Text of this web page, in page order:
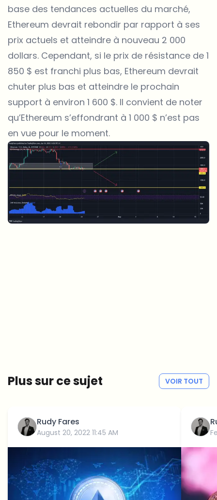
base des tendances actuelles du marché,
Ethereum devrait rebondir par rapport à ses
prix actuels et atteindre à nouveau 2 000
dollars. Cependant, si le prix de résistance de 1
850 $ est franchi plus bas, Ethereum devrait
chuter plus bas et atteindre le prochain
support à environ 1 600 $. Il convient de noter
qu’Ethereum s’effondrant à 1 000 $ n’est pas
en vue pour le moment.
Plus sur ce sujet VOIR TOUT
Rudy Fares
August 20, 2022 11:45 AM